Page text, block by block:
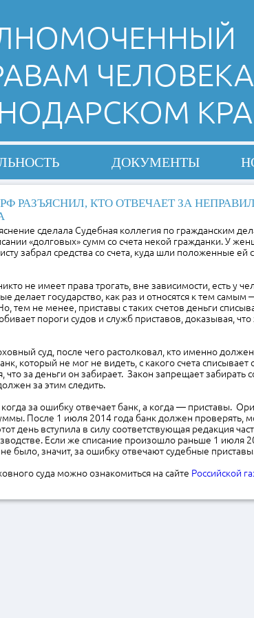
ЧЕЛОВЕКА
ДОКУМЕНТЫ
РАЗЪЯСНИЛ, КТО ОТВЕЧАЕТ ЗА
сделала Судебная коллегия по гражданским
«долговых» сумм со счета некой гражданки. У
забрал средства со счета, куда шли положенные ей
не имеет права трогать, вне зависимости, есть у
делает государство, как раз и относятся к тем самым
тем не менее, приставы с таких счетов деньги
пороги судов и служб приставов, доказывая, что
суд, после чего растолковал, кто именно должен
который не мог не видеть, с какого счета списывает
что за деньги он забирает. Закон запрещает забирать
за этим следить.
за ошибку отвечает банк, а когда — приставы.
После 1 июля 2014 года банк должен проверять,
день вступила в силу соответствующая редакция
Если же списание произошло раньше 1 июля
было, значит, за ошибку отвечают судебные
суда можно ознакомиться на сайте Российской